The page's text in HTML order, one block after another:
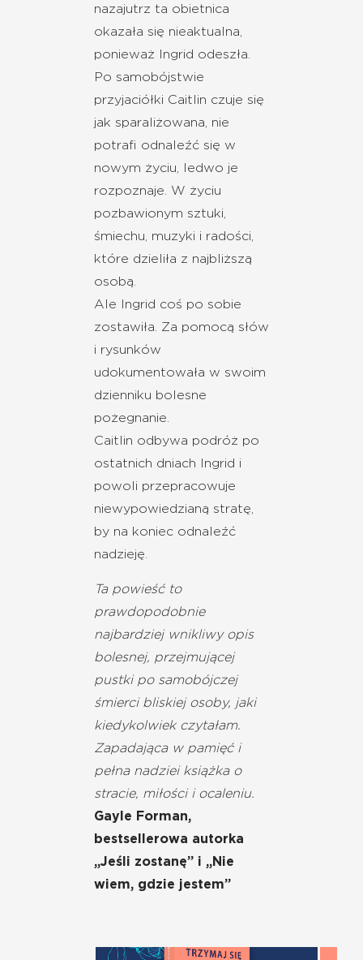
nazajutrz ta obietnica
okazała się nieaktualna,
ponieważ Ingrid odeszła.
Po samobójstwie
przyjaciółki Caitlin czuje się
jak sparaliżowana, nie
potrafi odnaleźć się w
nowym życiu, ledwo je
rozpoznaje. W życiu
pozbawionym sztuki,
śmiechu, muzyki i radości,
które dzieliła z najbliższą
osobą.
Ale Ingrid coś po sobie
zostawiła. Za pomocą słów
i rysunków
udokumentowała w swoim
dzienniku bolesne
pożegnanie.
Caitlin odbywa podróż po
ostatnich dniach Ingrid i
powoli przepracowuje
niewypowiedzianą stratę,
by na koniec odnaleźć
nadzieję.
Ta powieść to
prawdopodobnie
najbardziej wnikliwy opis
bolesnej, przejmującej
pustki po samobójczej
śmierci bliskiej osoby, jaki
kiedykolwiek czytałam.
Zapadająca w pamięć i
pełna nadziei książka o
stracie, miłości i ocaleniu.
Gayle Forman,
bestsellerowa autorka
„Jeśli zostanę” i „Nie
wiem, gdzie jestem”